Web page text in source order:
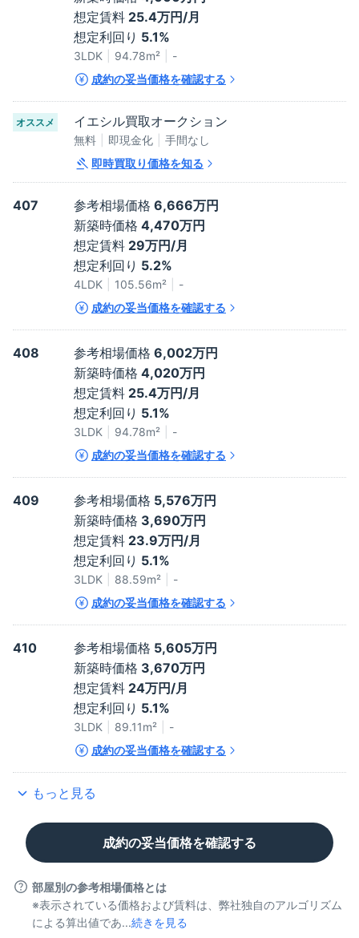
想定賃料 25.4万円/月
想定利回り 5.1%
3LDK 94.78m²
-
成約の妥当価格を確認する
オススメ イエシル買取オークション
無料 即現金化
手間なし
即時買取り価格を知る
407 参考相場価格 6,666万円
新築時価格 4,470万円
想定賃料 29万円/月
想定利回り 5.2%
4LDK 105.56m²
-
成約の妥当価格を確認する
408 参考相場価格 6,002万円
新築時価格 4,020万円
想定賃料 25.4万円/月
想定利回り 5.1%
3LDK 94.78m²
-
成約の妥当価格を確認する
409 参考相場価格 5,576万円
新築時価格 3,690万円
想定賃料 23.9万円/月
想定利回り 5.1%
3LDK 88.59m²
-
成約の妥当価格を確認する
410 参考相場価格 5,605万円
新築時価格 3,670万円
想定賃料 24万円/月
想定利回り 5.1%
3LDK 89.11m²
-
成約の妥当価格を確認する
もっと見る
成約の妥当価格を確認する
部屋別の参考相場価格とは
※表示されている価格および賃料は、弊社独自のアルゴリズム
による算出値であ...続きを見る